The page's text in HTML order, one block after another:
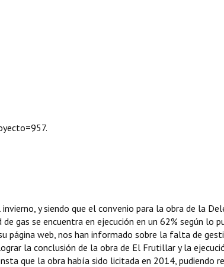
y siendo que el convenio para la obra de la
gas se encuentra en ejecución en un 62% según lo
página web, nos han informado sobre la falta de
la conclusión de la obra de El Frutillar y la
que la obra había sido licitada en 2014, pudiendo